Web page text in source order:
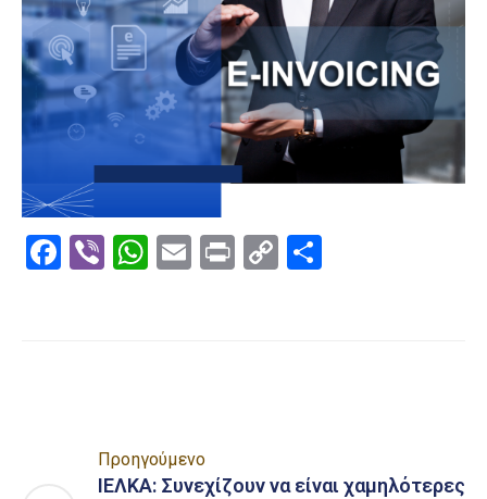
Facebook
ViberWhatsApp
EmailPrintCopy
Προηγούμενο
ΙΕΛΚΑ: Συνεχίζουν να είναι χαμηλότερες